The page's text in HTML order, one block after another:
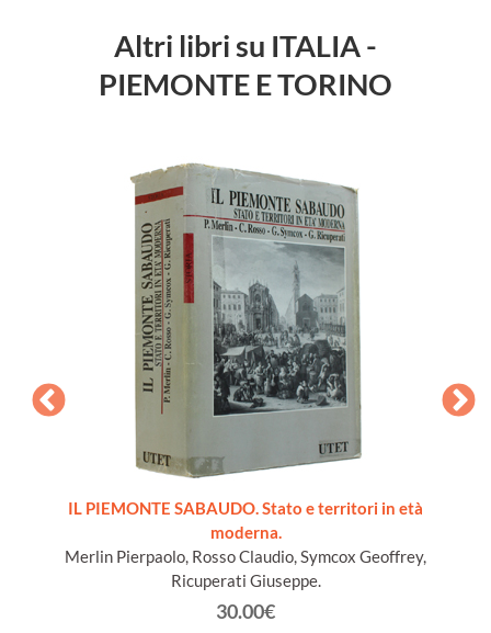
Altri libri su ITALIA -
PIEMONTE E TORINO
IL PIEMONTE SABAUDO. Stato e territori in età
moderna.
Merlin Pierpaolo, Rosso Claudio, Symcox Geoffrey,
Ricuperati Giuseppe.
30.00€